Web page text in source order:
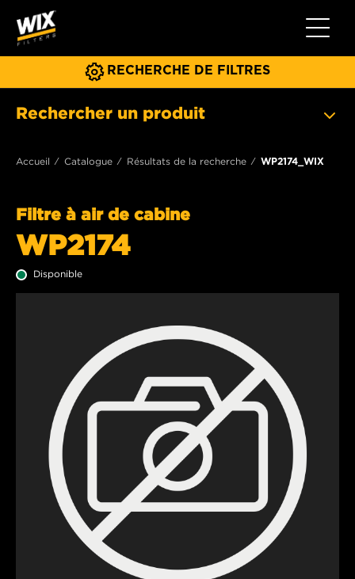
Toggle
RECHERCHE DE FILTRES
Rechercher un produit
Accueil Catalogue Résultats de la recherche WP2174_WIX
Filtre à air de cabine
WP2174
Disponible